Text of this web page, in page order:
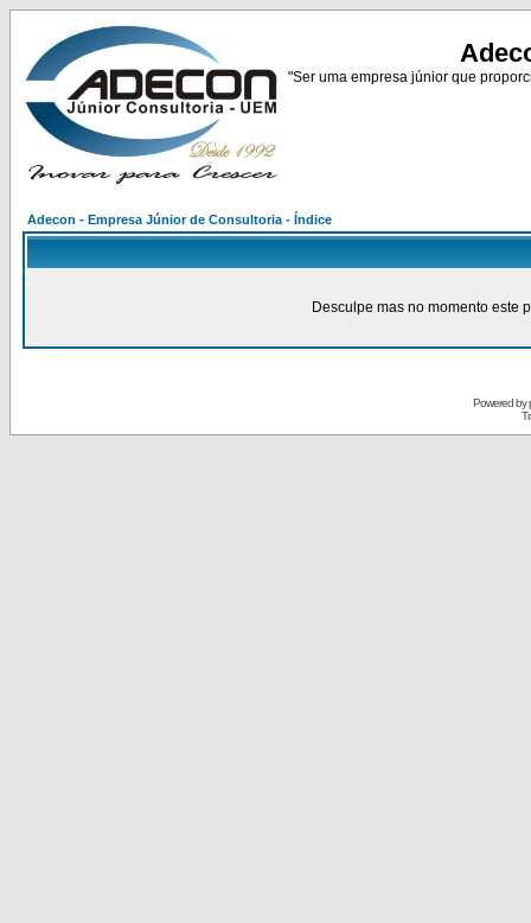
"Ser uma empresa júnior que
Adecon - Empresa Júnior de Consultoria - Índice
Desculpe mas no momento este
Powered by